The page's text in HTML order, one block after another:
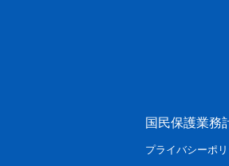
国民保護業務
プライバシーポ